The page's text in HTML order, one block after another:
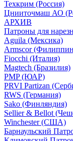
Техкрим (Россия)
Цнииточмаш АО
АРХИВ
Патроны для
Aguila (Мексика)
Armscor
Fiocchi (Италия)
Magtech (Бразилия)
PMP (ЮАР)
PRVI Partizan
RWS (Германия)
Sako (Финляндия)
Sellier & Bellot
Winchester (США)
Барнаульский